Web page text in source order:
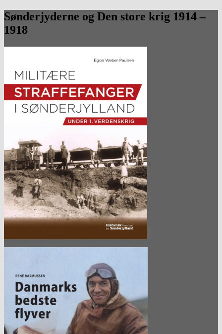
Sønderjyderne og Den store krig 1914 –
1918